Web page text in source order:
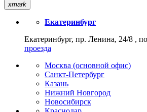
xmark
Екатеринбург
Екатеринбург, пр. Ленина, 24/8 ,
проезда
Москва (основной офис)
Санкт-Петербург
Казань
Нижний Новгород
Новосибирск